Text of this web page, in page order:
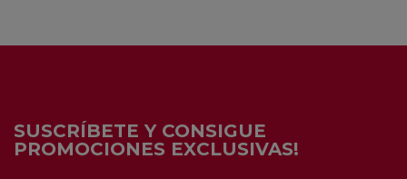
SUSCRÍBETE Y CONSIGUE
PROMOCIONES EXCLUSIVAS!